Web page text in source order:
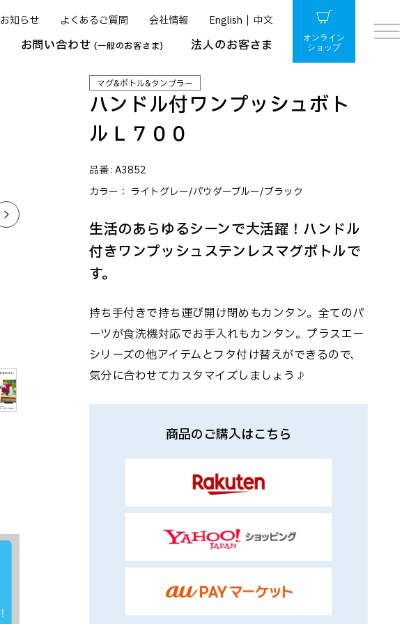
お知らせ よくあるご質問 会社情報 English 中文
お問い合わせ(一般のお客さま) 法人のお客さま
オンライン
ショップ
マグ&ボトル&タンブラー
ハンドル付ワンプッシュボト
ルＬ７００
品番 :A3852
カラー： ライトグレー/パウダーブルー/ブラック
生活のあらゆるシーンで大活躍！ハンドル
付きワンプッシュステンレスマグボトルで
す。
持ち手付きで持ち運び開け閉めもカンタン。全てのパ
ーツが食洗機対応でお手入れもカンタン。プラスエー
シリーズの他アイテムとフタ付け替えができるので、
気分に合わせてカスタマイズしましょう♪
商品のご購入はこちら